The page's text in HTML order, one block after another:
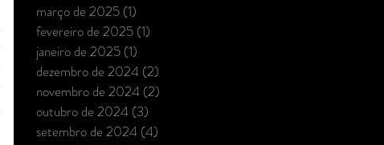
março de 2025 (1)
fevereiro de 2025 (1)
janeiro de 2025 (1)
dezembro de 2024 (2)
novembro de 2024 (2)
outubro de 2024 (3)
setembro de 2024 (4)